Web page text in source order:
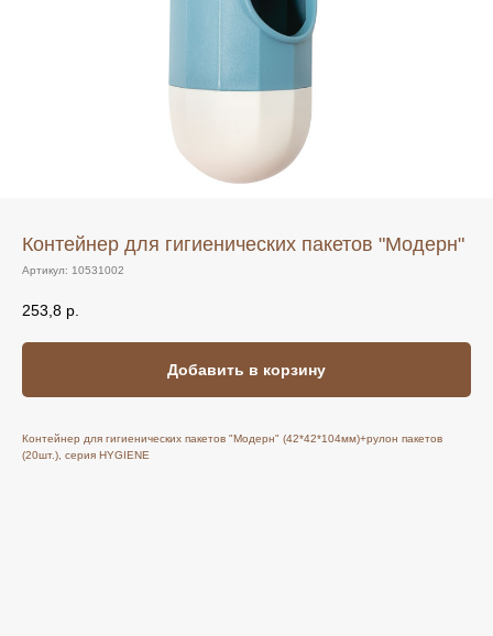
Контейнер для гигиенических пакетов "Модерн"
Артикул: 10531002
253,8 р.
Добавить в корзину
Контейнер для гигиенических пакетов "Модерн" (42*42*104мм)+рулон пакетов
(20шт.), серия HYGIENE